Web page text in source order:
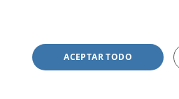
ACEPTAR TODO